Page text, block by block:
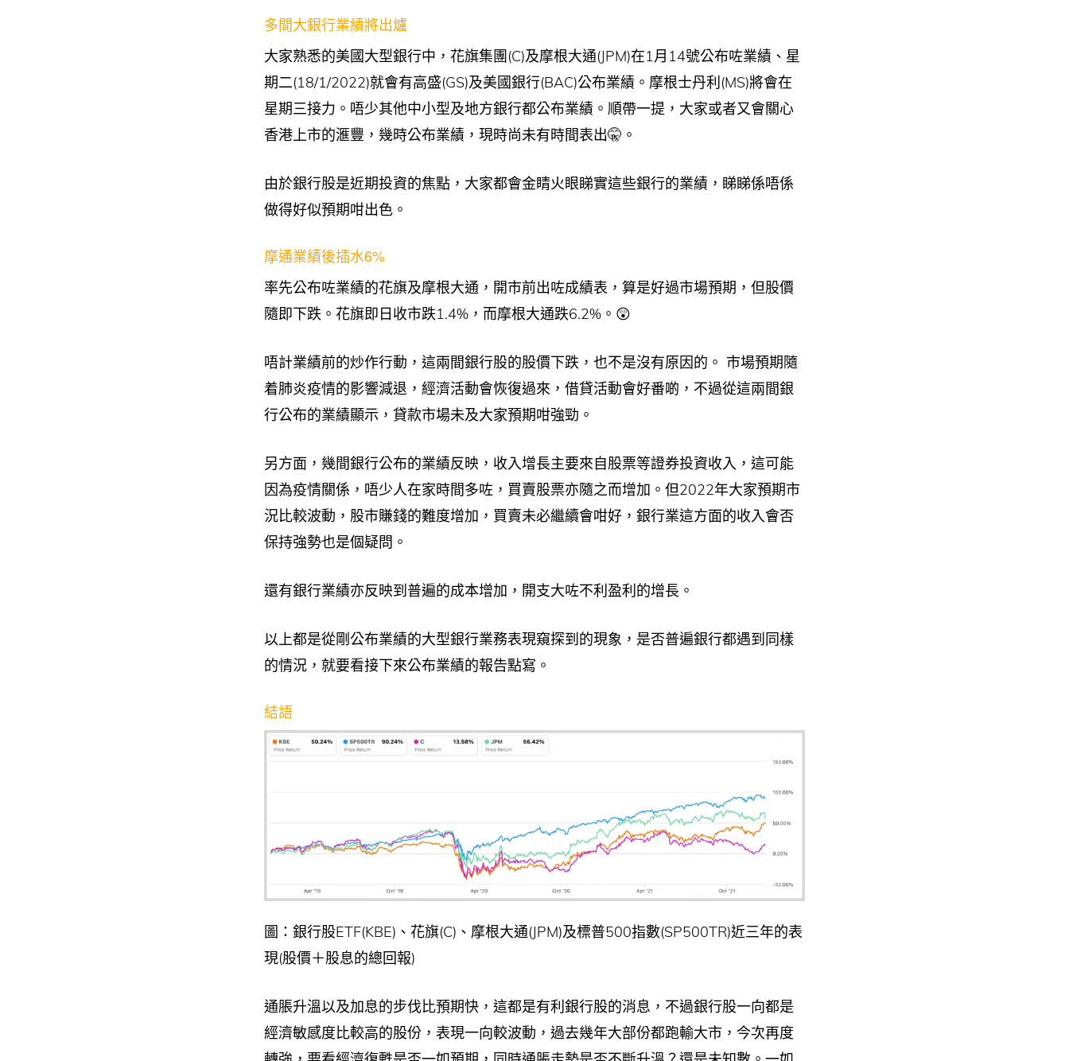
多間大銀行業績將出爐
大家熟悉的美國大型銀行中，花旗集團(C)及摩根大通(JPM)在1月14號公布咗業績、星
期二(18/1/2022)就會有高盛(GS)及美國銀行(BAC)公布業績。摩根士丹利(MS)將會在
星期三接力。唔少其他中小型及地方銀行都公布業績。順帶一提，大家或者又會關心
香港上市的滙豐，幾時公布業績，現時尚未有時間表出🤫。
由於銀行股是近期投資的焦點，大家都會金睛火眼睇實這些銀行的業績，睇睇係唔係
做得好似預期咁出色。
摩通業績後插水6%
率先公布咗業績的花旗及摩根大通，開市前出咗成績表，算是好過市場預期，但股價
隨即下跌。花旗即日收市跌1.4%，而摩根大通跌6.2%。😲
唔計業績前的炒作行動，這兩間銀行股的股價下跌，也不是沒有原因的。 市場預期隨
着肺炎疫情的影響減退，經濟活動會恢復過來，借貸活動會好番啲，不過從這兩間銀
行公布的業績顯示，貸款市場未及大家預期咁強勁。
另方面，幾間銀行公布的業績反映，收入增長主要來自股票等證券投資收入，這可能
因為疫情關係，唔少人在家時間多咗，買賣股票亦隨之而增加。但2022年大家預期市
況比較波動，股市賺錢的難度增加，買賣未必繼續會咁好，銀行業這方面的收入會否
保持強勢也是個疑問。
還有銀行業績亦反映到普遍的成本增加，開支大咗不利盈利的增長。
以上都是從剛公布業績的大型銀行業務表現窺探到的現象，是否普遍銀行都遇到同樣
的情況，就要看接下來公布業績的報告點寫。
結語
圖：銀行股ETF(KBE)、花旗(C)、摩根大通(JPM)及標普500指數(SP500TR)近三年的表
現(股價＋股息的總回報)
通脹升溫以及加息的步伐比預期快，這都是有利銀行股的消息，不過銀行股一向都是
經濟敏感度比較高的股份，表現一向較波動，過去幾年大部份都跑輸大市，今次再度